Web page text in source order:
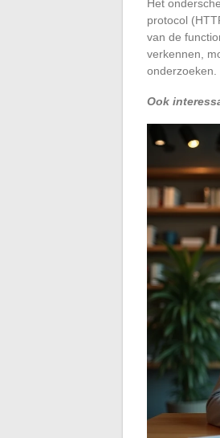
Het
protocol
van de
verkennen,
onderzoeken.
Ook